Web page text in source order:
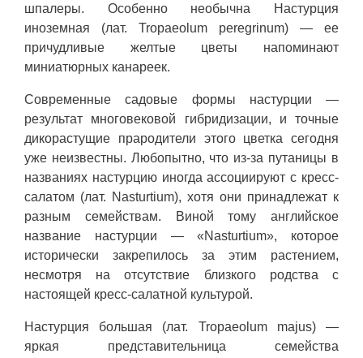
шпалеры. Особенно необычна Настурция
иноземная (лат. Tropaeolum peregrinum) — ее
причудливые желтые цветы напоминают
миниатюрных канареек.
Современные садовые формы настурции —
результат многовековой гибридизации, и точные
дикорастущие прародители этого цветка сегодня
уже неизвестны. Любопытно, что из-за путаницы в
названиях настурцию иногда ассоциируют с кресс-
салатом (лат. Nasturtium), хотя они принадлежат к
разным семействам. Виной тому английское
название настурции — «Nasturtium», которое
исторически закрепилось за этим растением,
несмотря на отсутствие близкого родства с
настоящей кресс-салатной культурой.
Настурция большая (лат. Tropaeolum majus) —
яркая представительница семейства